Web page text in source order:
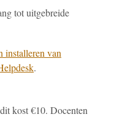
tot uitgebreide
installeren van
.
kost €10. Docenten